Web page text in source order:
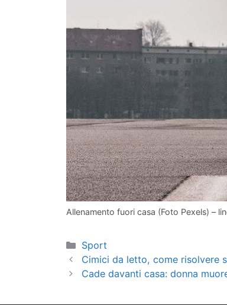
Allenamento fuori casa (Foto Pexels) –
Categorie
Sport
Cimici da letto, come risolvere
Cade davanti casa: donna